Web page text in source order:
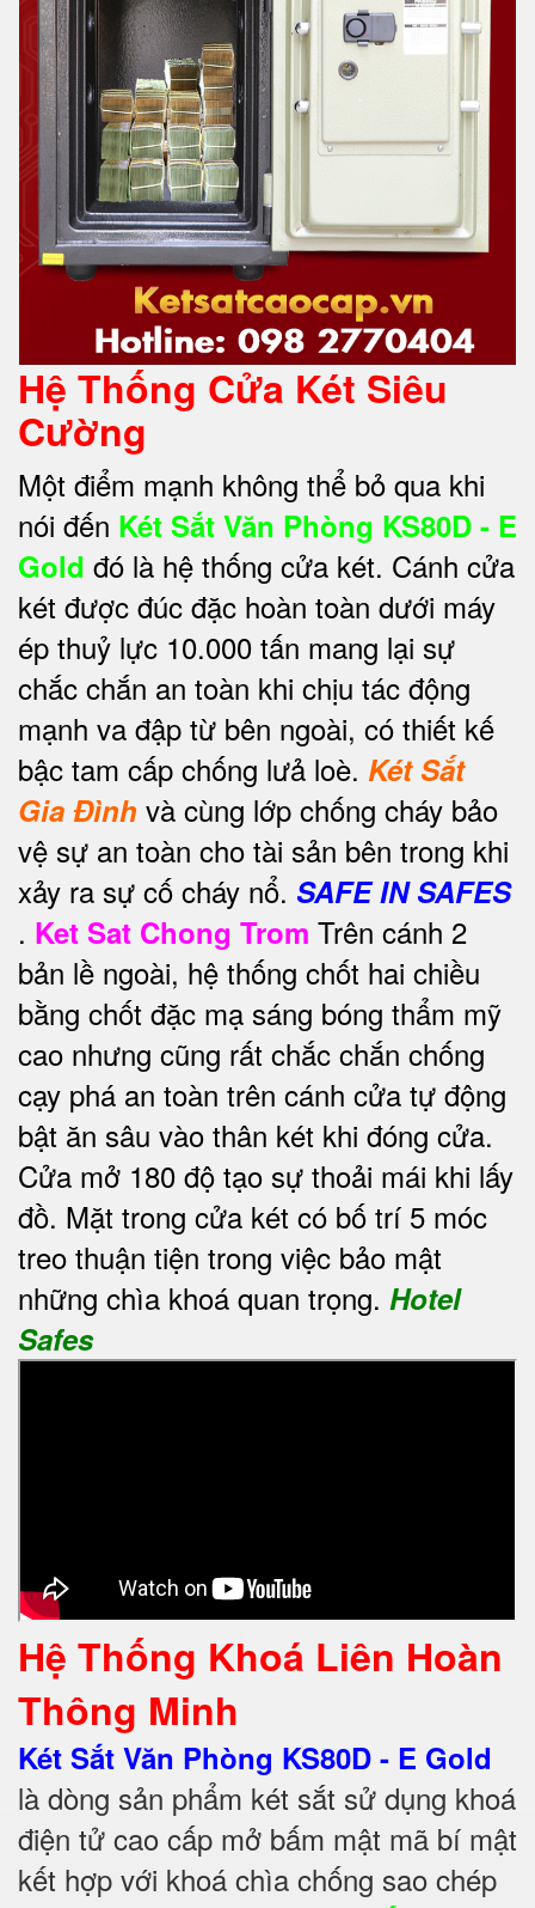
Hệ Thống Cửa Két Siêu
Cường
Một điểm mạnh không thể bỏ qua khi
nói đến Két Sắt Văn Phòng KS80D - E
Gold đó là hệ thống cửa két. Cánh cửa
két được đúc đặc hoàn toàn dưới máy
ép thuỷ lực 10.000 tấn mang lại sự
chắc chắn an toàn khi chịu tác động
mạnh va đập từ bên ngoài, có thiết kế
bậc tam cấp chống lưả loè. Két Sắt
Gia Đình và cùng lớp chống cháy bảo
vệ sự an toàn cho tài sản bên trong khi
xảy ra sự cố cháy nổ. SAFE IN SAFES
. Ket Sat Chong Trom Trên cánh 2
bản lề ngoài, hệ thống chốt hai chiều
bằng chốt đặc mạ sáng bóng thẩm mỹ
cao nhưng cũng rất chắc chắn chống
cạy phá an toàn trên cánh cửa tự động
bật ăn sâu vào thân két khi đóng cửa.
Cửa mở 180 độ tạo sự thoải mái khi lấy
đồ. Mặt trong cửa két có bố trí 5 móc
treo thuận tiện trong việc bảo mật
những chìa khoá quan trọng. Hotel
Safes
Hệ Thống Khoá Liên Hoàn
Thông Minh
Két Sắt Văn Phòng KS80D - E Gold
là dòng sản phẩm két sắt sử dụng khoá
điện tử cao cấp mở bấm mật mã bí mật
kết hợp với khoá chìa chống sao chép